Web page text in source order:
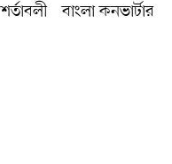
শর্তাবলী বাংলা কনভার্টার